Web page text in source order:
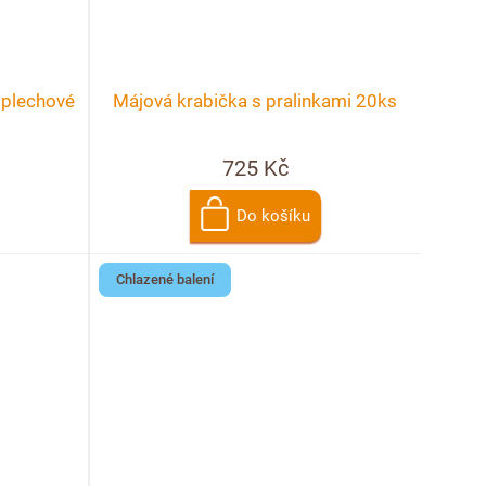
Májová krabička s pralinkami 20ks
725 Kč
Do košíku
Chlazené balení